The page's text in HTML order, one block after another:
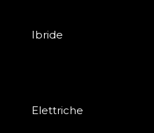
Ibride
Elettriche